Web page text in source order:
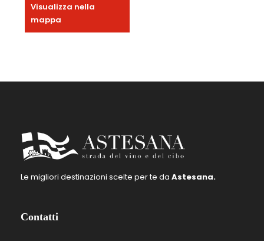
Visualizza nella
mappa
Le migliori destinazioni scelte per te da Astesana.
Contatti